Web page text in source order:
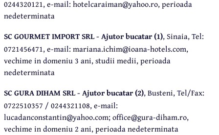
0244320121, e-mail: hotelcaraiman@yahoo.ro, perioada
nedeterminata
SC GOURMET IMPORT SRL - Ajutor bucatar (1), Sinaia, Tel:
0721456471, e-mail: mariana.ichim@ioana-hotels.com,
vechime in domeniu 3 ani, studii medii, perioada
nedeterminata
SC GURA DIHAM SRL - Ajutor bucatar (2), Busteni, Tel/Fax:
0722510357 / 0244321108, e-mail:
lucadanconstantin@yahoo.com; office@gura-diham.ro,
vechime in domeniu 2 ani, perioada nedeterminata